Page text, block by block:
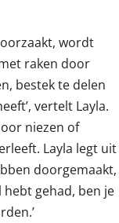
wordt
raken door
bestek te delen
vertelt Layla.
niezen of
Layla legt uit
doorgemaakt,
hebt gehad, ben je